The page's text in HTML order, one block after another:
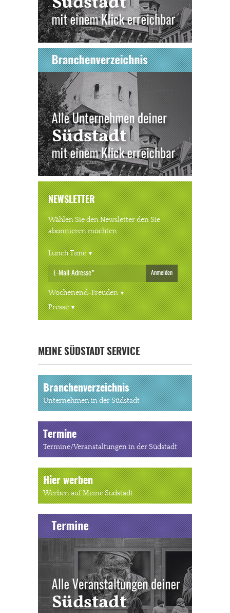
« ALLE VERANSTALTUNGEN
NEWSLETTER
Wählen Sie den Newsletter den Sie
abonnieren möchten.
Lunch Time
Anmelden
Wochenend-Freuden
Presse
MEINE SÜDSTADT SERVICE
Branchenverzeichnis
Unternehmen in der Südstadt
Termine
Termine/Veranstaltungen in der Südstadt
Hier werben
Werben auf Meine Südstadt